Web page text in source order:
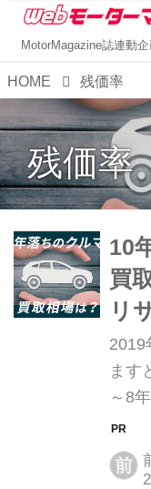
MotorMagazine誌連動企
HOME 残価率
残価率
10
買
リ
2019
ます
～8
にあ
て同
デー
前